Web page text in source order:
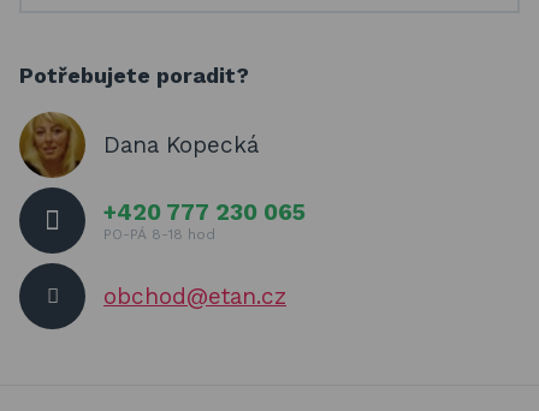
Potřebujete poradit?
Dana Kopecká
+420 777 230 065
PO-PÁ 8-18 hod
obchod@etan.cz